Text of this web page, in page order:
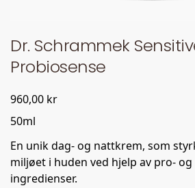
Dr. Schrammek
Probiosense
960,00 kr
50ml
En unik dag- og nattkrem, som
miljøet i huden ved hjelp av pro-
ingredienser.